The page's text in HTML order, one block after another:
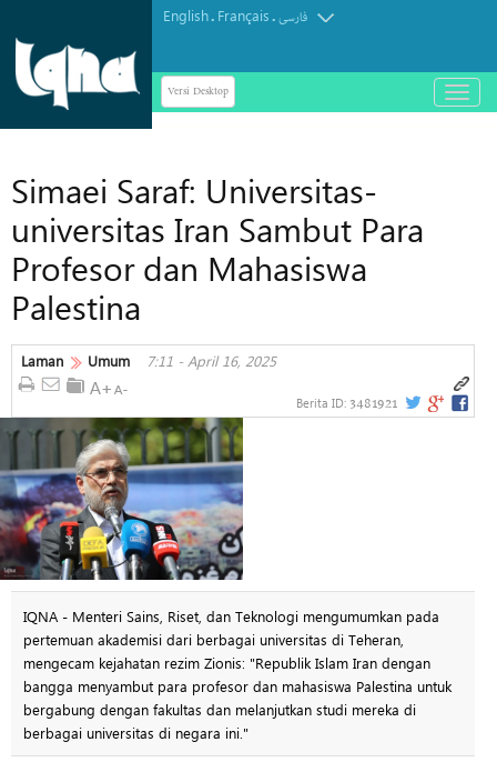
English. Français.فارسی
Versi Desktop
باز
و
Simaei Saraf: Universitas-
universitas Iran Sambut Para
Profesor dan Mahasiswa
Palestina
Laman Umum 7:11 - April 16, 2025
Berita ID: 3481921
IQNA - Menteri Sains, Riset, dan Teknologi mengumumkan pada
pertemuan akademisi dari berbagai universitas di Teheran,
mengecam kejahatan rezim Zionis: "Republik Islam Iran dengan
bangga menyambut para profesor dan mahasiswa Palestina untuk
bergabung dengan fakultas dan melanjutkan studi mereka di
berbagai universitas di negara ini."